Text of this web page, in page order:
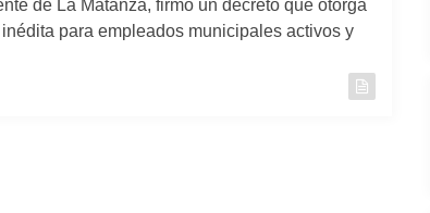
de La Matanza, firmó un decreto que otorga
para empleados municipales activos y